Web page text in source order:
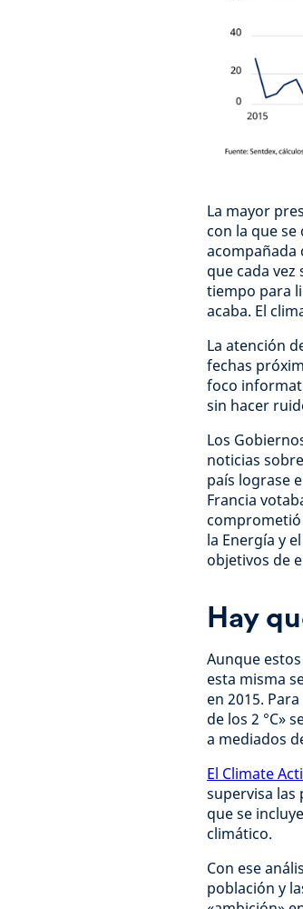
La mayor
con la que
acompañada
que cada
tiempo para
acaba. El
La atención
fechas
foco
sin hacer
Los
noticias
país lograse
Francia
comprometió
la Energía y
objetivos de
Hay
Aunque
esta misma
en 2015.
de los 2 °C»
a mediados
El Climate
supervisa las
que se
climático.
Con ese
población y